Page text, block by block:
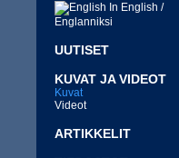
In English /
Englanniksi
UUTISET
KUVAT JA VIDEOT
Kuvat
Videot
ARTIKKELIT